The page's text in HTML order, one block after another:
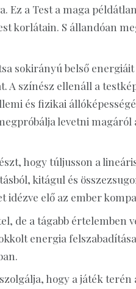
Ez a Test a maga
korlátain. S állandóan
sokirányú belső
A színész ellenáll a
és fizikai
levetni
hogy túljusson a
kitágul és
idézve elő az ember
de a tágabb értelemben
energia
hogy a játék